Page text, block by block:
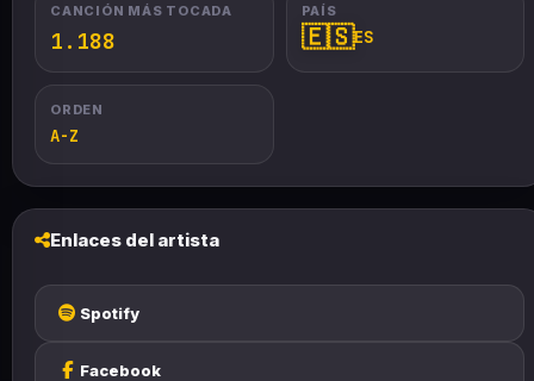
CANCIÓN MÁS TOCADA
1.188
PAÍS
🇪🇸ES
ORDEN
A-Z
Enlaces del artista
Spotify
Facebook